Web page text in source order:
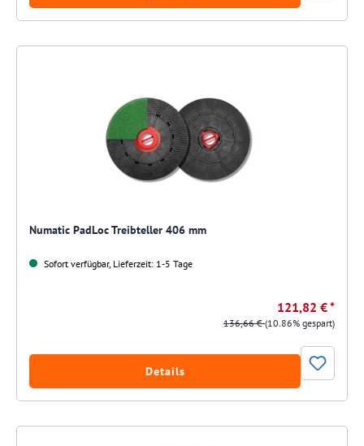
Numatic PadLoc Treibteller 406 mm
Sofort verfügbar, Lieferzeit: 1-5 Tage
121,82 € *
136,66 €(10.86% gespart)
Details